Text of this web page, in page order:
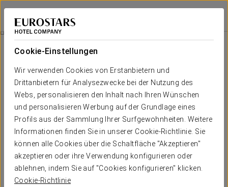
Cookie-Einstellungen
Wir verwenden Cookies von Erstanbietern und
Drittanbietern für Analysezwecke bei der Nutzung des
Webs, personalisieren den Inhalt nach Ihren Wünschen
und personalisieren Werbung auf der Grundlage eines
Profils aus der Sammlung Ihrer Surfgewohnheiten. Weitere
Informationen finden Sie in unserer Cookie-Richtlinie. Sie
können alle Cookies über die Schaltfläche "Akzeptieren"
akzeptieren oder ihre Verwendung konfigurieren oder
ablehnen, indem Sie auf "Cookies konfigurieren" klicken.
Cookie-Richtlinie
Eurostars Grand Cayacoa
SAMANÁ
Einwohnerangebot In Der Dominikanischen Republik
Einwohnerangebot in der
Dominikanischen Republik